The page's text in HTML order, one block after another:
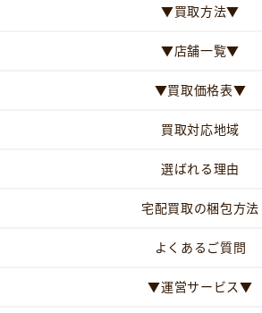
▼買取方法▼
▼店舗一覧▼
▼買取価格表▼
買取対応地域
選ばれる理由
宅配買取の梱包方法
よくあるご質問
▼運営サービス▼